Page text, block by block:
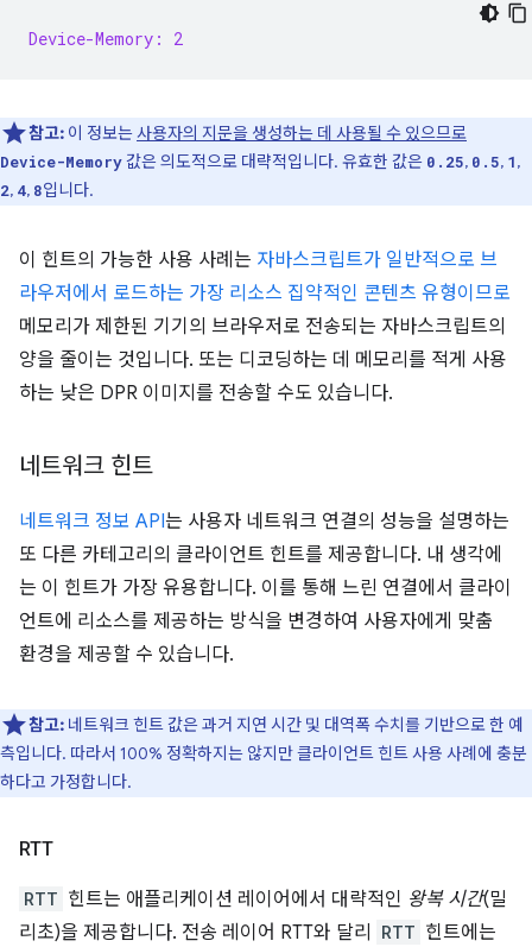
Device-Memory: 2
참고: 이 정보는 사용자의 지문을 생성하는 데 사용될 수 있으므로
Device-Memory값은 의도적으로 대략적입니다. 유효한 값은 0.25, 0.5, 1,
2, 4, 8입니다.
이 힌트의 가능한 사용 사례는 자바스크립트가 일반적으로 브
라우저에서 로드하는 가장 리소스 집약적인 콘텐츠 유형이므로
메모리가 제한된 기기의 브라우저로 전송되는 자바스크립트의
양을 줄이는 것입니다. 또는 디코딩하는 데 메모리를 적게 사용
하는 낮은 DPR 이미지를 전송할 수도 있습니다.
네트워크 힌트
네트워크 정보 API는 사용자 네트워크 연결의 성능을 설명하는
또 다른 카테고리의 클라이언트 힌트를 제공합니다. 내 생각에
는 이 힌트가 가장 유용합니다. 이를 통해 느린 연결에서 클라이
언트에 리소스를 제공하는 방식을 변경하여 사용자에게 맞춤
환경을 제공할 수 있습니다.
참고: 네트워크 힌트 값은 과거 지연 시간 및 대역폭 수치를 기반으로 한 예
측입니다. 따라서 100% 정확하지는 않지만 클라이언트 힌트 사용 사례에 충분
하다고 가정합니다.
RTT
RTT 힌트는 애플리케이션 레이어에서 대략적인 왕복 시간(밀
리초)을 제공합니다. 전송 레이어 RTT와 달리
RTT 힌트에는